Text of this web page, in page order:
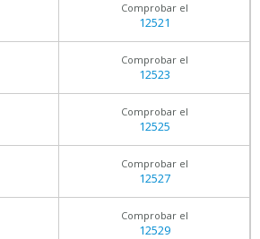
Comprobar el
12521
Comprobar el
12523
Comprobar el
12525
Comprobar el
12527
Comprobar el
12529